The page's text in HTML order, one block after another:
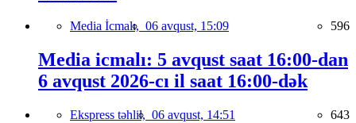
Media İcmalı, 06 avqust, 15:09 596
Media icmalı: 5 avqust saat 16:00-dan
6 avqust 2026-cı il saat 16:00-dək
Ekspress təhlil, 06 avqust, 14:51 643